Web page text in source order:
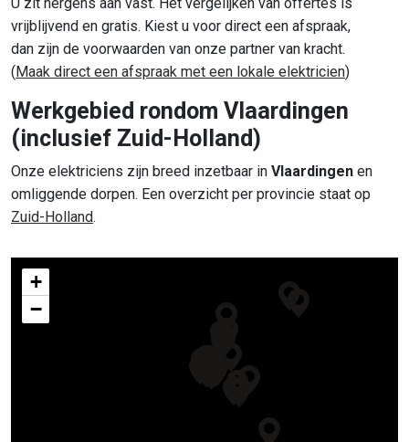
vrijblijvend en gratis. Kiest u voor direct een afspraak,
dan zijn de voorwaarden van onze partner van kracht.
(Maak direct een afspraak met een lokale elektricien)
Werkgebied rondom Vlaardingen
(inclusief Zuid-Holland)
Onze elektriciens zijn breed inzetbaar in Vlaardingen en
omliggende dorpen. Een overzicht per provincie staat op
Zuid-Holland.
+
−